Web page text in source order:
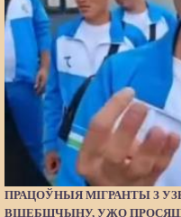
ПРАЦОЎНЫЯ МІГРАНТЫ З
ВІЦЕБШЧЫНУ, УЖО